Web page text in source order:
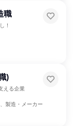
職
！
)
える企業
製造・メーカー